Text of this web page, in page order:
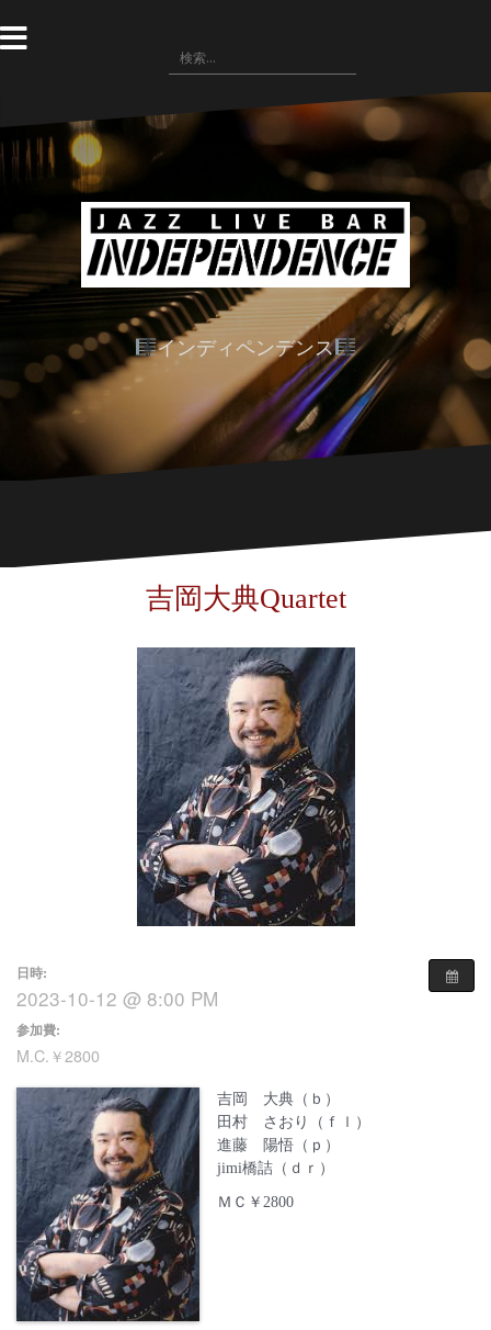
ン
テ
へ
ス
検
索:
インディペンデンス
吉岡大典Quartet
日時:
2023-10-12 @ 8:00 PM
参加費:
M.C.￥2800
吉岡 大典（ｂ）
田村 さおり（ｆｌ）
進藤 陽悟（ｐ）
jimi橋詰（ｄｒ）
ＭＣ￥2800